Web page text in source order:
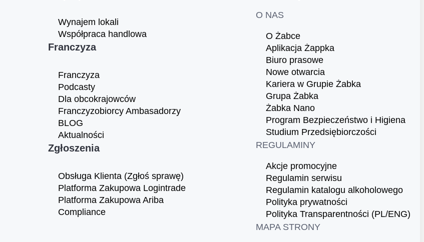
Wynajem lokali
Współpraca handlowa
Franczyza
Franczyza
Podcasty
Dla obcokrajowców
Franczyzobiorcy Ambasadorzy
BLOG
Aktualności
Zgłoszenia
Obsługa Klienta (Zgłoś sprawę)
Platforma Zakupowa Logintrade
Platforma Zakupowa Ariba
Compliance
O NAS
O Żabce
Aplikacja Żappka
Biuro prasowe
Nowe otwarcia
Kariera w Grupie Żabka
Grupa Żabka
Żabka Nano
Program Bezpieczeństwo i Higiena
Studium Przedsiębiorczości
REGULAMINY
Akcje promocyjne
Regulamin serwisu
Regulamin katalogu alkoholowego
Polityka prywatności
Polityka Transparentności (PL/ENG)
MAPA STRONY